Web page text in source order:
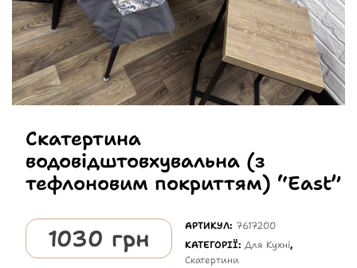
Скатертина
водовідштовхувальна (з
тефлоновим покриттям) “East”
1030 грн АРТИКУЛ: 7617200
КАТЕГОРІЇ:Для Кухні,
Скатертини